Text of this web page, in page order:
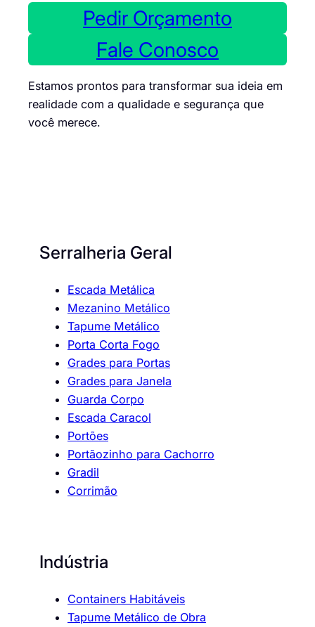
Pedir Orçamento
Fale Conosco
Estamos prontos para transformar sua ideia em
realidade com a qualidade e segurança que
você merece.
Serralheria Geral
Escada Metálica
Mezanino Metálico
Tapume Metálico
Porta Corta Fogo
Grades para Portas
Grades para Janela
Guarda Corpo
Escada Caracol
Portões
Portãozinho para Cachorro
Gradil
Corrimão
Indústria
Containers Habitáveis
Tapume Metálico de Obra